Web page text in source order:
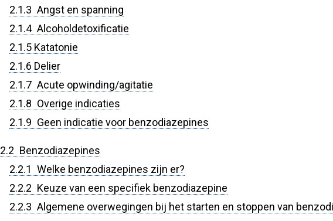
2.1.3 Angst en spanning
2.1.4 Alcoholdetoxificatie
2.1.5 Katatonie
2.1.6 Delier
2.1.7 Acute opwinding/agitatie
2.1.8 Overige indicaties
2.1.9 Geen indicatie voor benzodiazepines
2.2 Benzodiazepines
2.2.1 Welke benzodiazepines zijn er?
2.2.2 Keuze van een specifiek benzodiazepine
2.2.3 Algemene overwegingen bij het starten en stoppen van